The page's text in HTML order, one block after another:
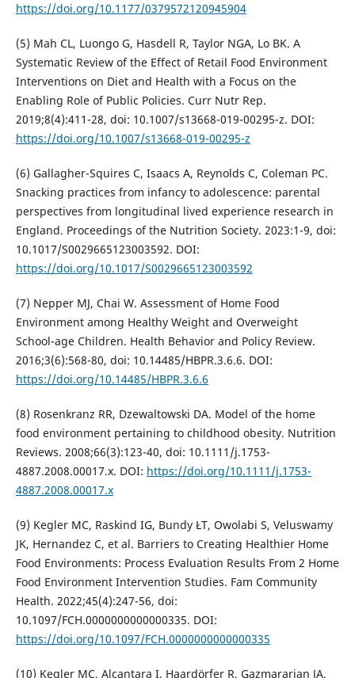
https://doi.org/10.1177/0379572120945904
(5) Mah CL, Luongo G, Hasdell R, Taylor NGA, Lo BK. A
Systematic Review of the Effect of Retail Food Environment
Interventions on Diet and Health with a Focus on the
Enabling Role of Public Policies. Curr Nutr Rep.
2019;8(4):411-28, doi: 10.1007/s13668-019-00295-z. DOI:
https://doi.org/10.1007/s13668-019-00295-z
(6) Gallagher-Squires C, Isaacs A, Reynolds C, Coleman PC.
Snacking practices from infancy to adolescence: parental
perspectives from longitudinal lived experience research in
England. Proceedings of the Nutrition Society. 2023:1-9, doi:
10.1017/S0029665123003592. DOI:
https://doi.org/10.1017/S0029665123003592
(7) Nepper MJ, Chai W. Assessment of Home Food
Environment among Healthy Weight and Overweight
School-age Children. Health Behavior and Policy Review.
2016;3(6):568-80, doi: 10.14485/HBPR.3.6.6. DOI:
https://doi.org/10.14485/HBPR.3.6.6
(8) Rosenkranz RR, Dzewaltowski DA. Model of the home
food environment pertaining to childhood obesity. Nutrition
Reviews. 2008;66(3):123-40, doi: 10.1111/j.1753-
4887.2008.00017.x. DOI: https://doi.org/10.1111/j.1753-
4887.2008.00017.x
(9) Kegler MC, Raskind IG, Bundy ŁT, Owolabi S, Veluswamy
JK, Hernandez C, et al. Barriers to Creating Healthier Home
Food Environments: Process Evaluation Results From 2 Home
Food Environment Intervention Studies. Fam Community
Health. 2022;45(4):247-56, doi:
10.1097/FCH.0000000000000335. DOI:
https://doi.org/10.1097/FCH.0000000000000335
(10) Kegler MC, Alcantara I, Haardörfer R, Gazmararian JA,